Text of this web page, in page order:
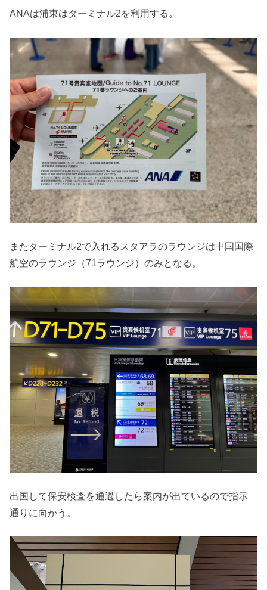
ANAは浦東はターミナル2を利用する。
またターミナル2で入れるスタアラのラウンジは中国国際
航空のラウンジ（71ラウンジ）のみとなる。
出国して保安検査を通過したら案内が出ているので指示
通りに向かう。